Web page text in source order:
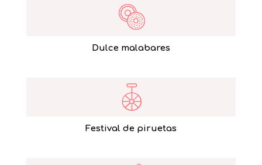
Dulce malabares
Festival de piruetas